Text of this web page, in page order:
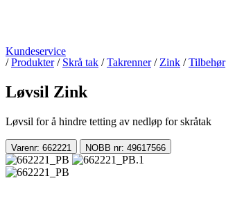
Kundeservice
/ Produkter / Skrå tak / Takrenner / Zink / Tilbehør
Løvsil Zink
Løvsil for å hindre tetting av nedløp for skråtak
Varenr: 662221 NOBB nr: 49617566